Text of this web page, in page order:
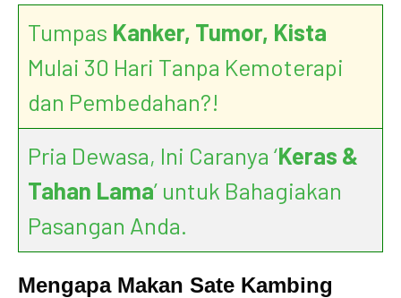
Tumpas Kanker, Tumor, Kista
Mulai 30 Hari Tanpa Kemoterapi
dan Pembedahan?!
Pria Dewasa, Ini Caranya ‘Keras &
Tahan Lama’ untuk Bahagiakan
Pasangan Anda.
Mengapa Makan Sate Kambing